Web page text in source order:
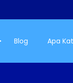
Blog Apa